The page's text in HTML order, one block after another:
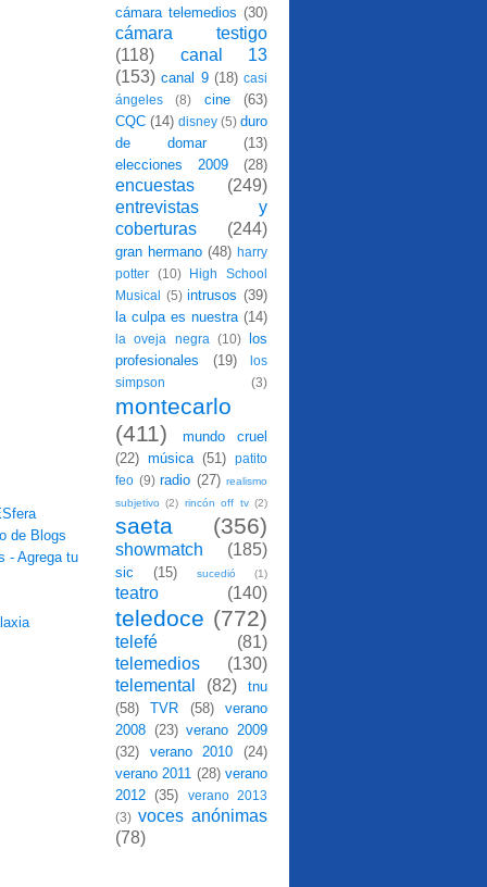
cámara telemedios (30)
cámara testigo
(118)
canal 13
(153) canal 9 (18) casi
ángeles
(8) cine
(63)
CQC (14) disney (5) duro
de domar
(13)
elecciones 2009
(28)
encuestas
(249)
entrevistas y
coberturas
(244)
gran hermano (48) harry
potter
(10)
High School
Musical (5) intrusos (39)
la culpa es nuestra (14)
la oveja negra (10)
los
profesionales
(19)
los
simpson
(3)
montecarlo
(411)
mundo cruel
(22) música (51)
patito
feo (9) radio (27) realismo
subjetivo (2) rincón off tv (2)
saeta (356)
showmatch (185)
sic (15) sucedió (1)
teatro (140)
teledoce (772)
telefé
(81)
telemedios
(130)
telemental
(82)
tnu
(58)
TVR (58)
verano
2008 (23) verano 2009
(32)
verano 2010
(24)
verano 2011 (28) verano
2012 (35)
verano 2013
(3) voces anónimas
(78)